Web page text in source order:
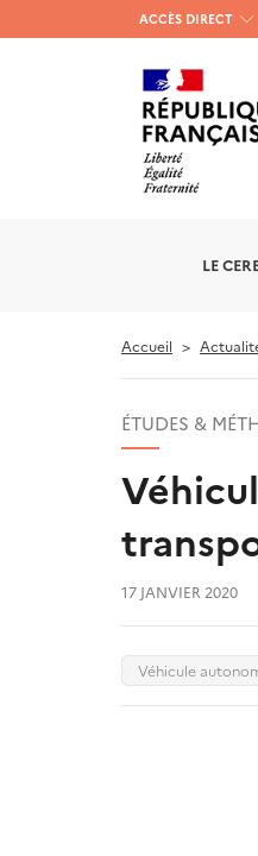
Menu
haut
gauche
ACCÈS DIRECT
LE
Accueil
ÉTUDES &
17 JANVIER 2020
Véhicule